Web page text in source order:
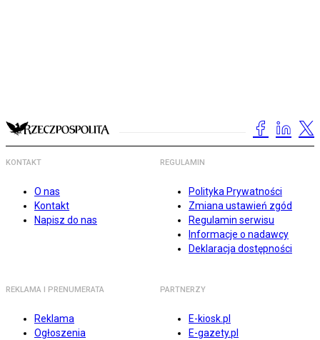
KONTAKT
O nas
Kontakt
Napisz do nas
REGULAMIN
Polityka Prywatności
Zmiana ustawień zgód
Regulamin serwisu
Informacje o nadawcy
Deklaracja dostępności
REKLAMA I PRENUMERATA
Reklama
Ogłoszenia
PARTNERZY
E-kiosk.pl
E-gazety.pl